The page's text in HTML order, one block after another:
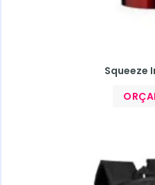
Squeeze